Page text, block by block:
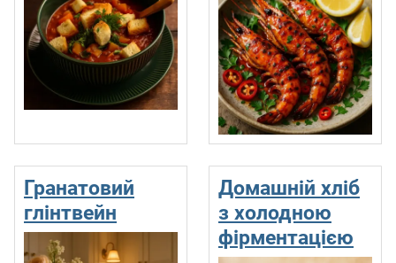
Гранатовий
глінтвейн
Домашній хліб
з холодною
фірментацією